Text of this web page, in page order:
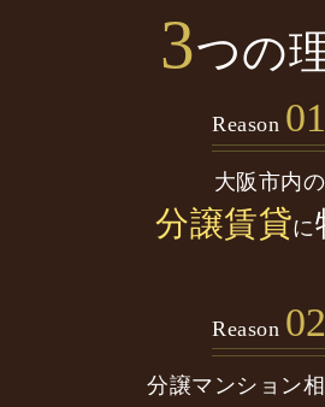
3つの
Reason 01
大阪市内の
分譲賃貸に
Reason 02
分譲マンション